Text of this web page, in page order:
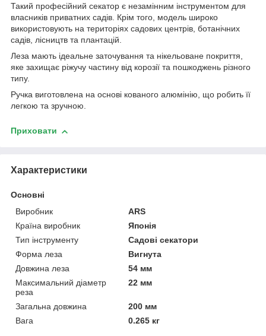
Такий професійний секатор є незамінним інструментом для
власників приватних садів. Крім того, модель широко
використовують на територіях садових центрів, ботанічних
садів, лісництв та плантацій.
Леза мають ідеальне заточування та нікельоване покриття,
яке захищає ріжучу частину від корозії та пошкоджень різного
типу.
Ручка виготовлена ​​на основі кованого алюмінію, що робить її
легкою та зручною.
Приховати
Характеристики
Основні
Виробник
ARS
Країна виробник
Японія
Тип інструменту
Садові секатори
Форма леза
Вигнута
Довжина леза
54 мм
Максимальний діаметр
реза
22 мм
Загальна довжина
200 мм
Вага
0.265 кг